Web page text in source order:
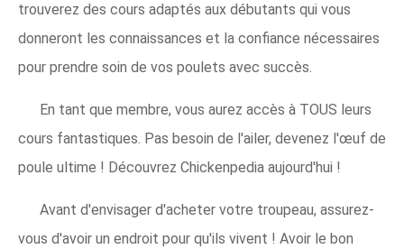
trouverez des cours adaptés aux débutants qui vous
donneront les connaissances et la confiance nécessaires
pour prendre soin de vos poulets avec succès.
En tant que membre, vous aurez accès à TOUS leurs
cours fantastiques. Pas besoin de l'ailer, devenez l'œuf de
poule ultime ! Découvrez Chickenpedia aujourd'hui !
Avant d'envisager d'acheter votre troupeau, assurez-
vous d'avoir un endroit pour qu'ils vivent ! Avoir le bon